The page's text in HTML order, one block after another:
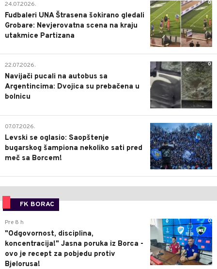
0
24.07.2026.
Fudbaleri UNA Štrasena šokirano gledali
Grobare: Nevjerovatna scena na kraju
utakmice Partizana
0
22.07.2026.
Navijači pucali na autobus sa
Argentincima: Dvojica su prebačena u
bolnicu
1
07.07.2026.
Levski se oglasio: Saopštenje
bugarskog šampiona nekoliko sati pred
meč sa Borcem!
FK BORAC
0
Pre 8 h
"Odgovornost, disciplina,
koncentracija!" Jasna poruka iz Borca -
ovo je recept za pobjedu protiv
Bjelorusa!